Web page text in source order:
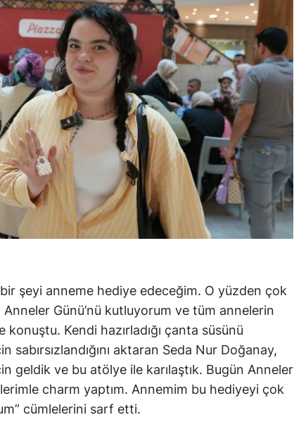
şeyi anneme hediye edeceğim. O yüzden çok
Günü’nü kutluyorum ve tüm annelerin
Kendi hazırladığı çanta süsünü
sabırsızlandığını aktaran Seda Nur Doğanay,
geldik ve bu atölye ile karılaştık. Bugün Anneler
charm yaptım. Annemim bu hediyeyi çok
cümlelerini sarf etti.